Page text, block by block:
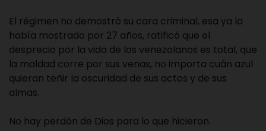
El régimen no demostró su cara criminal, esa ya la
había mostrado por 27 años, ratificó que el
desprecio por la vida de los venezolanos es total, que
la maldad corre por sus venas, no importa cuán azul
quieran teñir la oscuridad de sus actos y de sus
almas.
No hay perdón de Dios para lo que hicieron.